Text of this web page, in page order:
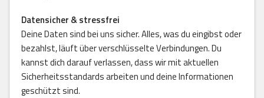
Datensicher & stressfrei
Deine Daten sind bei uns sicher. Alles, was du eingibst oder
bezahlst, läuft über verschlüsselte Verbindungen. Du
kannst dich darauf verlassen, dass wir mit aktuellen
Sicherheitsstandards arbeiten und deine Informationen
geschützt sind.